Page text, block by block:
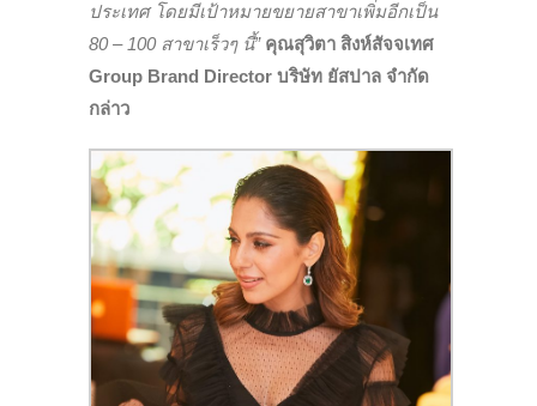
ประเทศ โดยมีเป้าหมายขยายสาขาเพิ่มอีกเป็น
80 – 100 สาขาเร็วๆ นี้” คุณสุวิตา สิงห์สัจจเทศ
Group Brand Director บริษัท ยัสปาล จำกัด
กล่าว